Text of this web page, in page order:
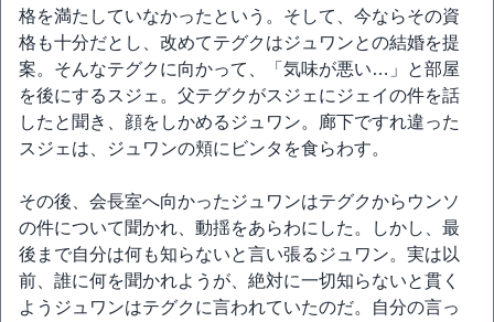
格を満たしていなかったという。そして、今ならその資
格も十分だとし、改めてテグクはジュワンとの結婚を提
案。そんなテグクに向かって、「気味が悪い…」と部屋
を後にするスジェ。父テグクがスジェにジェイの件を話
したと聞き、顔をしかめるジュワン。廊下ですれ違った
スジェは、ジュワンの頬にビンタを食らわす。
その後、会長室へ向かったジュワンはテグクからウンソ
の件について聞かれ、動揺をあらわにした。しかし、最
後まで自分は何も知らないと言い張るジュワン。実は以
前、誰に何を聞かれようが、絶対に一切知らないと貫く
ようジュワンはテグクに言われていたのだ。自分の言っ